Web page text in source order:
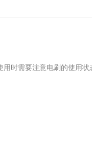
时需要注意电刷的使用